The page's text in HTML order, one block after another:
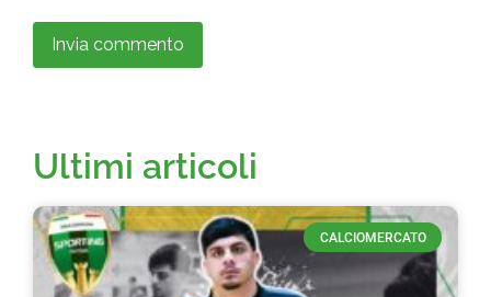
Ultimi articoli
CALCIOMERCATO